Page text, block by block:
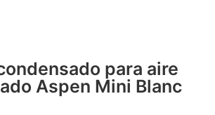
para aire
Aspen Mini Blanc